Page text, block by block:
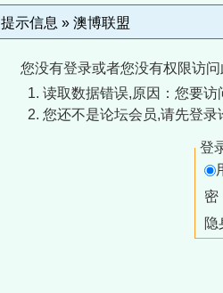
提示信息 » 澳博联盟
您没有登录或者您没有权限访
读取数据错误,原因：您要
您还不是论坛会员,请先登录
登
密
隐